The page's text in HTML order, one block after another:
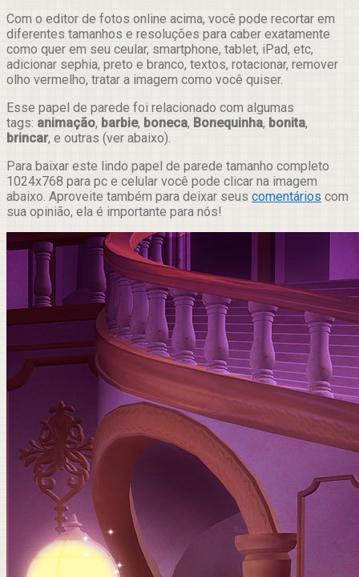
Com o editor de fotos online acima, você pode recortar em
diferentes tamanhos e resoluções para caber exatamente
como quer em seu ceular, smartphone, tablet, iPad, etc,
adicionar sephia, preto e branco, textos, rotacionar, remover
olho vermelho, tratar a imagem como você quiser.
Esse papel de parede foi relacionado com algumas
tags: animação, barbie, boneca, Bonequinha, bonita,
brincar, e outras (ver abaixo).
Para baixar este lindo papel de parede tamanho completo
1024x768 para pc e celular você pode clicar na imagem
abaixo. Aproveite também para deixar seus comentários com
sua opinião, ela é importante para nós!